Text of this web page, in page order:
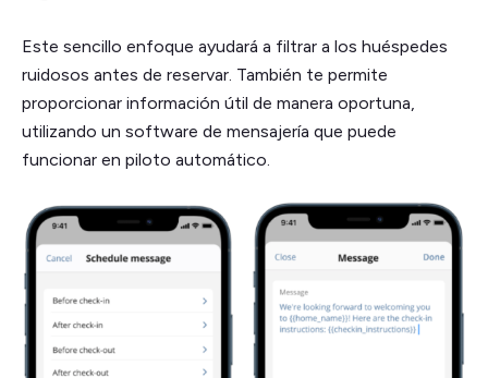
Este sencillo enfoque ayudará a filtrar a los huéspedes
ruidosos antes de reservar. También te permite
proporcionar información útil de manera oportuna,
utilizando un software de mensajería que puede
funcionar en piloto automático.